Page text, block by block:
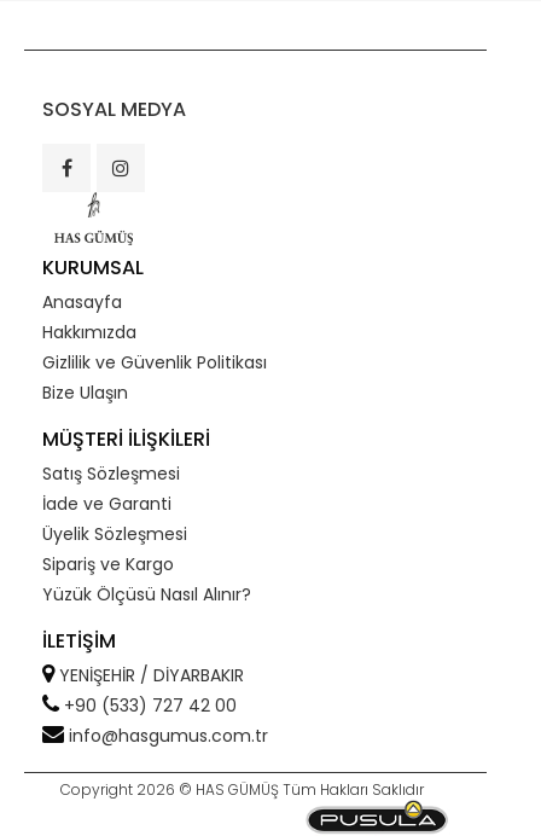
SOSYAL MEDYA
KURUMSAL
Anasayfa
Hakkımızda
Gizlilik ve Güvenlik Politikası
Bize Ulaşın
MÜŞTERİ İLİŞKİLERİ
Satış Sözleşmesi
İade ve Garanti
Üyelik Sözleşmesi
Sipariş ve Kargo
Yüzük Ölçüsü Nasıl Alınır?
İLETİŞİM
YENİŞEHİR / DİYARBAKIR
+90 (533) 727 42 00
info@hasgumus.com.tr
Copyright 2026 © HAS GÜMÜŞ Tüm Hakları Saklıdır